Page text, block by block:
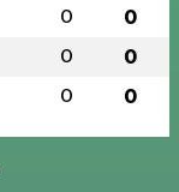
0 0
0 0
0 0